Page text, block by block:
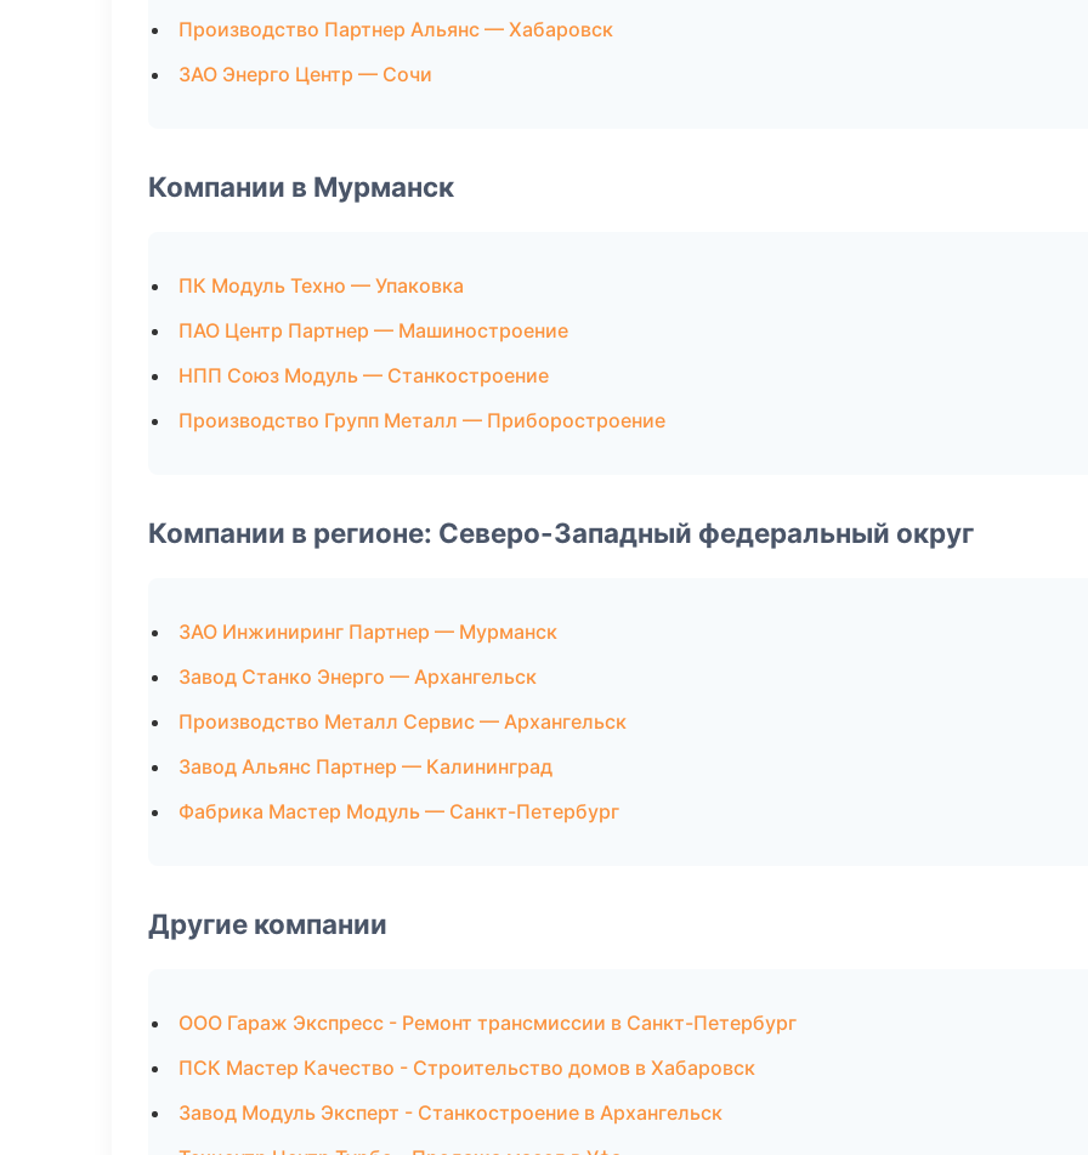
Производство Партнер Альянс — Хабаровск
ЗАО Энерго Центр — Сочи
Компании в Мурманск
ПК Модуль Техно — Упаковка
ПАО Центр Партнер — Машиностроение
НПП Союз Модуль — Станкостроение
Производство Групп Металл — Приборостроение
Компании в регионе: Северо-Западный федеральный округ
ЗАО Инжиниринг Партнер — Мурманск
Завод Станко Энерго — Архангельск
Производство Металл Сервис — Архангельск
Завод Альянс Партнер — Калининград
Фабрика Мастер Модуль — Санкт-Петербург
Другие компании
ООО Гараж Экспресс - Ремонт трансмиссии в Санкт-Петербург
ПСК Мастер Качество - Строительство домов в Хабаровск
Завод Модуль Эксперт - Станкостроение в Архангельск